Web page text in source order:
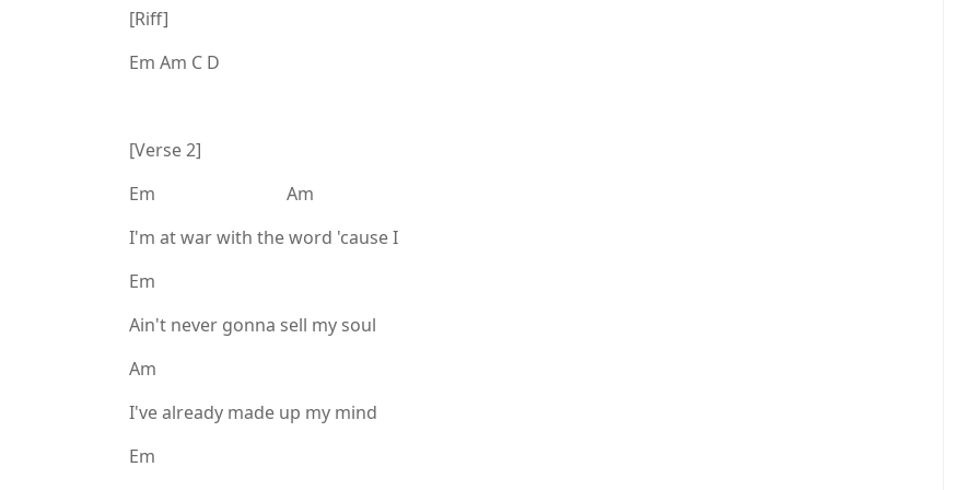
[Riff]
Em Am C D
[Verse 2]
Em Am
I'm at war with the word 'cause I
Em
Ain't never gonna sell my soul
Am
I've already made up my mind
Em